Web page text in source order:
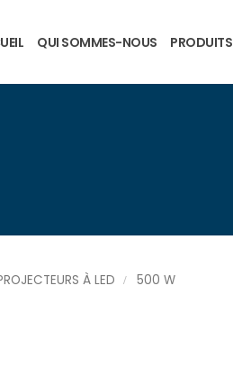
QUI SOMMES-NOUS PRODUITS
À LED 500 W